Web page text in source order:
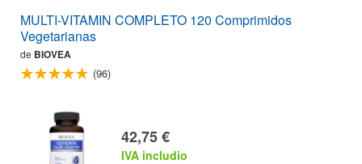
MULTI-VITAMIN COMPLETO 120 Comprimidos
Vegetarianas
de BIOVEA
(96)
42,75 €
IVA includio